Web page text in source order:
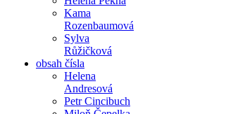
Kama
Rozenbaumová
Sylva
Růžičková
obsah čísla
Helena
Andresová
Petr Cincibuch